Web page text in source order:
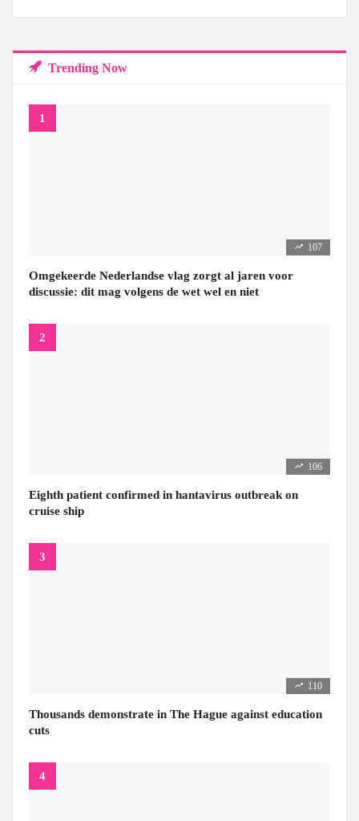
Trending Now
107
Omgekeerde Nederlandse vlag zorgt al jaren voor
discussie: dit mag volgens de wet wel en niet
106
Eighth patient confirmed in hantavirus outbreak on
cruise ship
110
Thousands demonstrate in The Hague against education
cuts